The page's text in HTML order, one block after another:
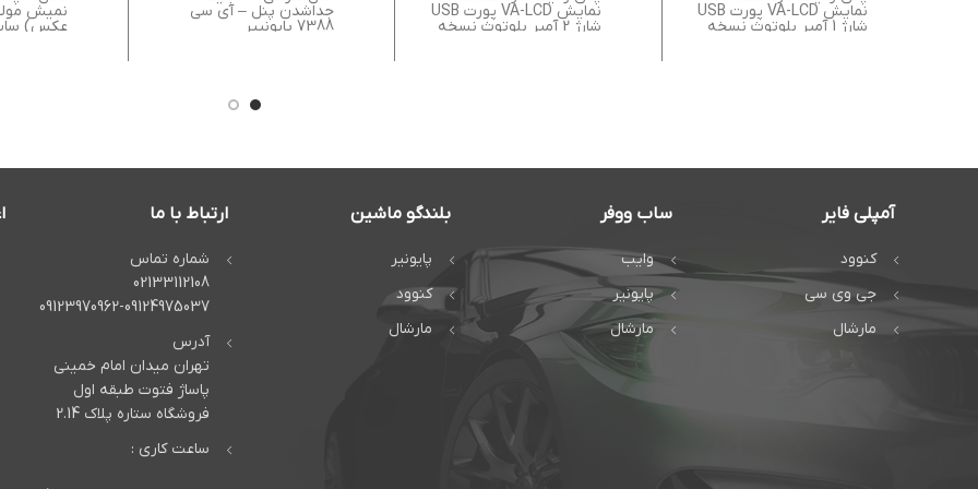
نمایش VA-LCD پورت USB
شارژ 1 آمپر بلوتوث نسخه
نمایش VA-LCD پورت USB
شارژ 2 آمپر بلوتوث نسخه
جداشدن پنل – آی سی
7388 پایونییر
نمیش
آمپلی فایر
کنوود
جی وی سی
مارشال
ساب ووفر
وایب
پایونیر
مارشال
بلندگو ماشین
پایونیر
کنوود
مارشال
ارتباط با ما
شماره تماس
02133112108
09123970962-09124975037
آدرس
تهران میدان امام خمینی
پاساژ فتوت طبقه اول
فروشگاه ستاره پلاک 2.14
ساعت کاری :